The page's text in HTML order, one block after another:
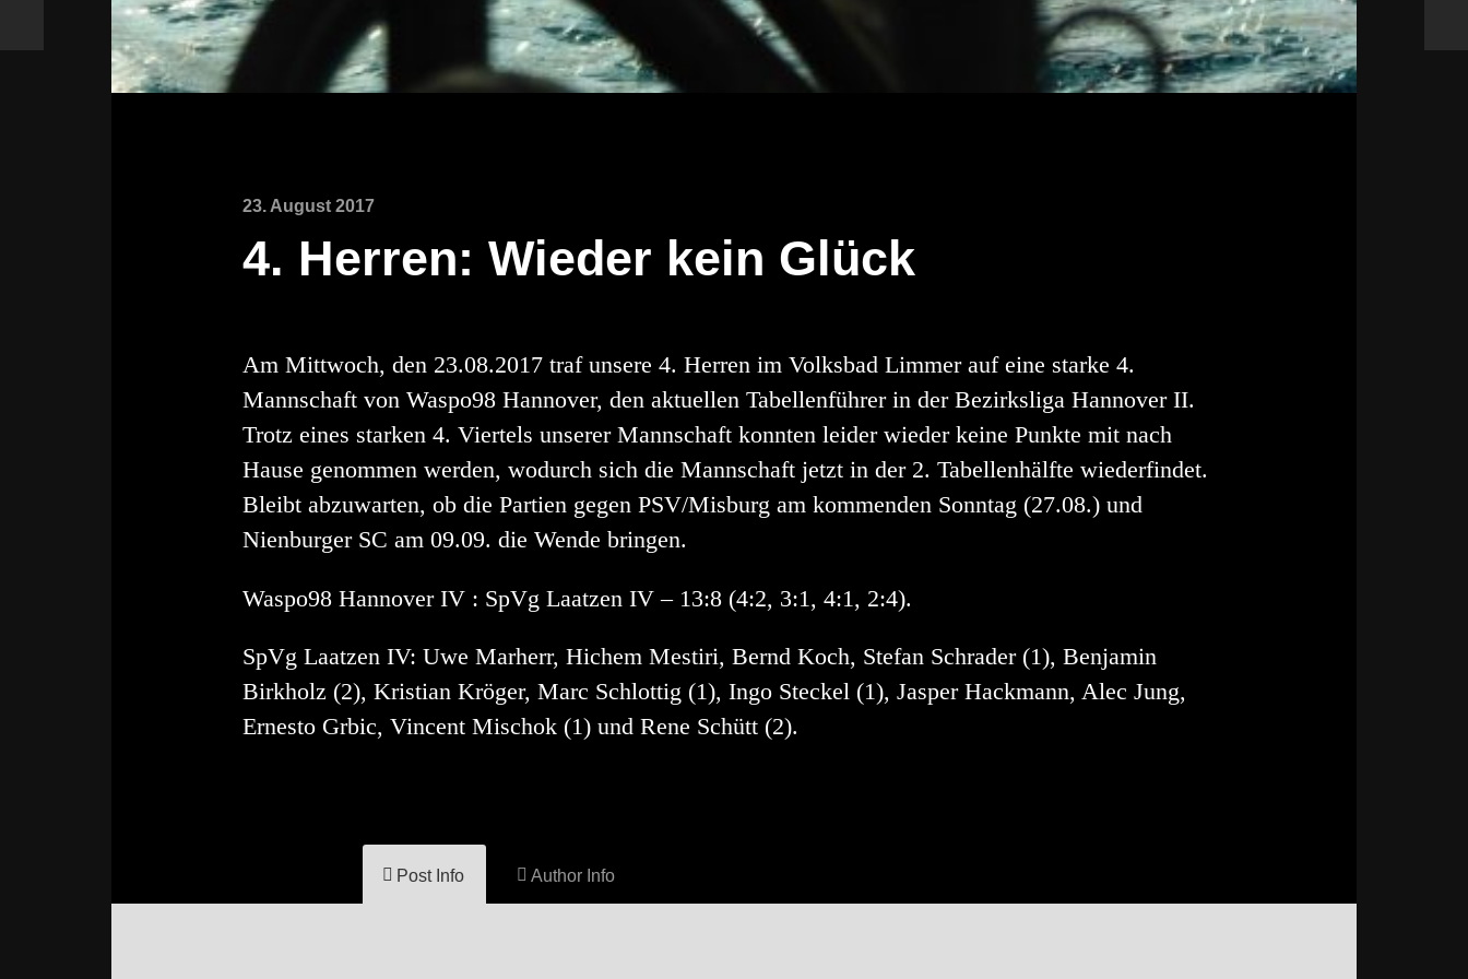
23. August 2017
4. Herren: Wieder kein Glück
Am Mittwoch, den 23.08.2017 traf unsere 4. Herren im Volksbad Limmer auf eine starke 4.
Mannschaft von Waspo98 Hannover, den aktuellen Tabellenführer in der Bezirksliga Hannover II.
Trotz eines starken 4. Viertels unserer Mannschaft konnten leider wieder keine Punkte mit nach
Hause genommen werden, wodurch sich die Mannschaft jetzt in der 2. Tabellenhälfte wiederfindet.
Bleibt abzuwarten, ob die Partien gegen PSV/Misburg am kommenden Sonntag (27.08.) und
Nienburger SC am 09.09. die Wende bringen.
Waspo98 Hannover IV : SpVg Laatzen IV – 13:8 (4:2, 3:1, 4:1, 2:4).
SpVg Laatzen IV: Uwe Marherr, Hichem Mestiri, Bernd Koch, Stefan Schrader (1), Benjamin
Birkholz (2), Kristian Kröger, Marc Schlottig (1), Ingo Steckel (1), Jasper Hackmann, Alec Jung,
Ernesto Grbic, Vincent Mischok (1) und Rene Schütt (2).
Post Info Author Info